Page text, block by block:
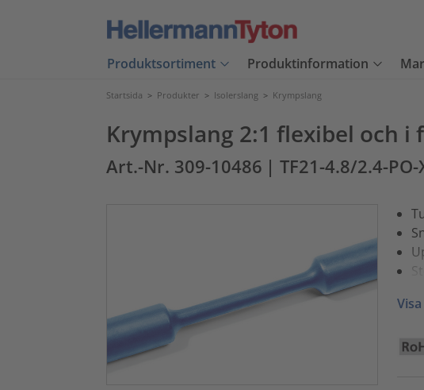
Produktsortiment Produktinformation
Startsida > Produkter > Isolerslang > Krympslang
Krympslang 2:1 flexibel och i
Art.-Nr. 309-10486 | TF21-4.8/2.4-PO-